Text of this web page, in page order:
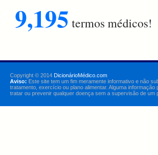
9,195 termos médicos!
Copyright © 2014 DicionárioMédico.com
Aviso: Este site tem um fim meramente informativo e não
tratamento, exercício ou plano alimentar. Alguma
tratar ou prevenir qualquer doença sem a supervisão de um